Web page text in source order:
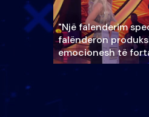
"Një falenderim
falënderon
emocionesh të